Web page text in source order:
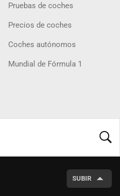
Pruebas de coches
Precios de coches
Coches autónomos
Mundial de Fórmula 1
SUBIR